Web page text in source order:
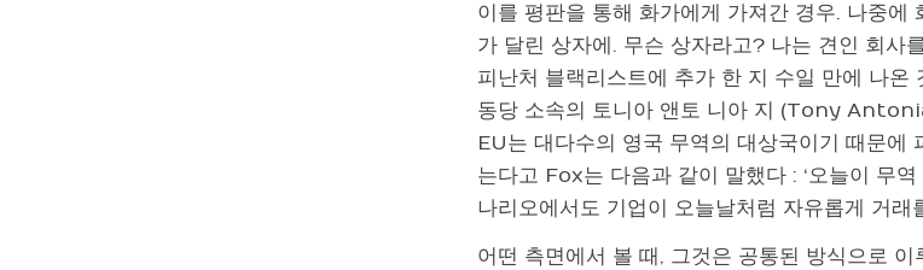
이를 평판을 통해 화가에게 가져간 경우. 나중에
가 달린 상자에. 무슨 상자라고? 나는 견인 회사
피난처 블랙리스트에 추가 한 지 수일 만에 나온
동당 소속의 토니아 앤토 니아 지 (Tony
EU는 대다수의 영국 무역의 대상국이기 때문에
는다고 Fox는 다음과 같이 말했다 : ‘오늘이 무
나리오에서도 기업이 오늘날처럼 자유롭게 거
어떤 측면에서 볼 때, 그것은 공통된 방식으로